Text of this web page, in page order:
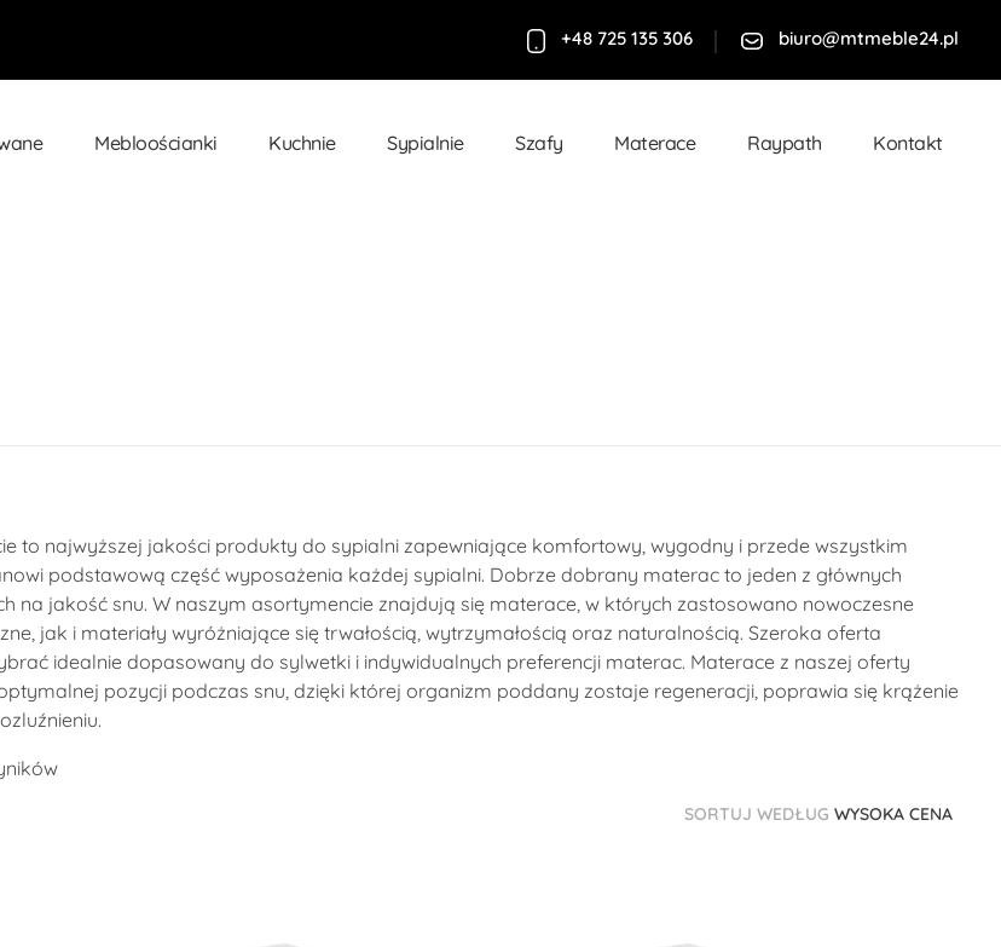
+48 725 135 306 biuro@mtmeble24.pl
Mebloościanki Kuchnie Sypialnie Szafy Materace Raypath Kontakt
to najwyższej jakości produkty do sypialni zapewniające komfortowy, wygodny i przede wszystkim
podstawową część wyposażenia każdej sypialni. Dobrze dobrany materac to jeden z głównych
na jakość snu. W naszym asortymencie znajdują się materace, w których zastosowano nowoczesne
jak i materiały wyróżniające się trwałością, wytrzymałością oraz naturalnością. Szeroka oferta
idealnie dopasowany do sylwetki i indywidualnych preferencji materac. Materace z naszej oferty
pozycji podczas snu, dzięki której organizm poddany zostaje regeneracji, poprawia się krążenie
SORTUJ WEDŁUG WYSOKA CENA